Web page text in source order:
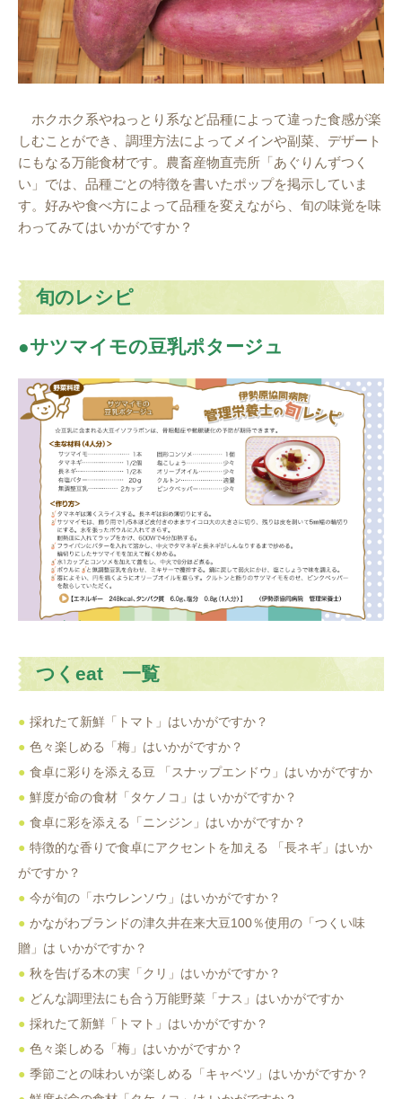
ホクホク系やねっとり系など品種によって違った食感が楽
しむことができ、調理方法によってメインや副菜、デザート
にもなる万能食材です。農畜産物直売所「あぐりんずつく
い」では、品種ごとの特徴を書いたポップを掲示していま
す。好みや食べ方によって品種を変えながら、旬の味覚を味
わってみてはいかがですか？
旬のレシピ
サツマイモの豆乳ポタージュ
つくeat 一覧
採れたて新鮮「トマト」はいかがですか？
色々楽しめる「梅」はいかがですか？
食卓に彩りを添える豆 「スナップエンドウ」はいかがですか
鮮度が命の食材「タケノコ」は いかがですか？
食卓に彩を添える「ニンジン」はいかがですか？
特徴的な香りで食卓にアクセントを加える 「長ネギ」はいか
がですか？
今が旬の「ホウレンソウ」はいかがですか？
かながわブランドの津久井在来大豆100％使用の「つくい味
贈」は いかがですか？
秋を告げる木の実「クリ」はいかがですか？
どんな調理法にも合う万能野菜「ナス」はいかがですか
採れたて新鮮「トマト」はいかがですか？
色々楽しめる「梅」はいかがですか？
季節ごとの味わいが楽しめる「キャベツ」はいかがですか？